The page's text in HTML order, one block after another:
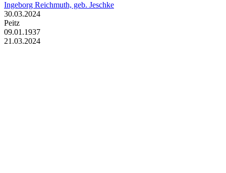
Ingeborg Reichmuth, geb. Jeschke
30.03.2024
Peitz
09.01.1937
21.03.2024